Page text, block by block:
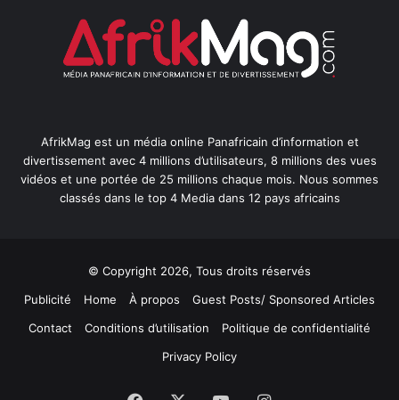
AfrikMag est un média online Panafricain d’information et
divertissement avec 4 millions d’utilisateurs, 8 millions des vues
vidéos et une portée de 25 millions chaque mois. Nous sommes
classés dans le top 4 Media dans 12 pays africains
© Copyright 2026, Tous droits réservés
Publicité
Home À propos
Guest Posts/ Sponsored Articles
Contact
Conditions d’utilisation
Politique de confidentialité
Privacy Policy